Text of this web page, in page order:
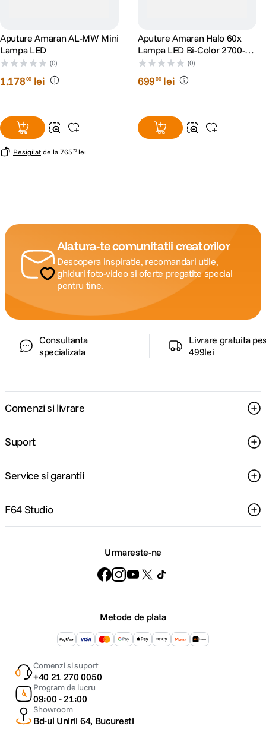
Aputure Amaran AL-MW Mini
Lampa LED
(0)
1.17800 lei
Resigilat de la 765 70 lei
Aputure Amaran Halo 60x
Lampa LED Bi-Color 2700-
6500K CCT 60W
(0)
69900 lei
Alatura-te comunitatii creatorilor
Descopera inspiratie, recomandari utile,
ghiduri foto-video si oferte pregatite special
pentru tine.
Consultanta
specializata
Livrare gratuita
499lei
Comenzi si livrare
Suport
Service si garantii
F64 Studio
Urmareste-ne
Metode de plata
Comenzi si suport
+40 21 270 0050
Program de lucru
09:00 - 21:00
Showroom
Bd-ul Unirii 64, Bucuresti